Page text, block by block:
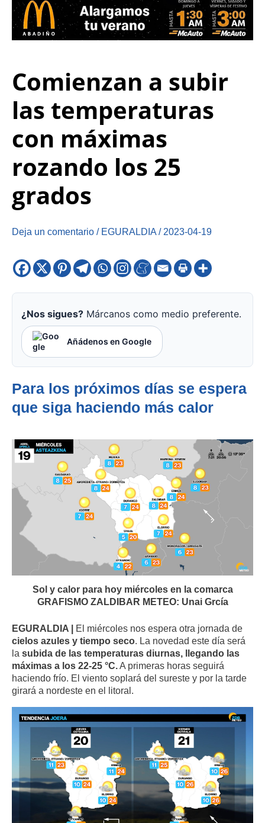
Comienzan a subir
las temperaturas
con máximas
rozando los 25
grados
Deja un comentario / EGURALDIA / 2023-04-19
¿Nos sigues? Márcanos como medio preferente.
Añádenos en Google
Para los próximos días se espera
que siga haciendo más calor
Sol y calor para hoy miércoles en la comarca
GRAFISMO ZALDIBAR METEO: Unai Grcía
EGURALDIA |
El miércoles nos espera otra jornada de
cielos azules y tiempo seco. La novedad este día será
la subida de las temperaturas diurnas, llegando las
máximas a los 22-25 °C.A primeras horas seguirá
haciendo frío. El viento soplará del sureste y por la tarde
girará a nordeste en el litoral.